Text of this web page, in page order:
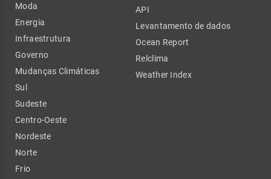
Moda
Energia
Infraestrutura
Governo
Mudanças Climáticas
Sul
Sudeste
Centro-Oeste
Nordeste
Norte
Frio
API
Levantamento de dados
Ocean Report
Relclima
Weather Index